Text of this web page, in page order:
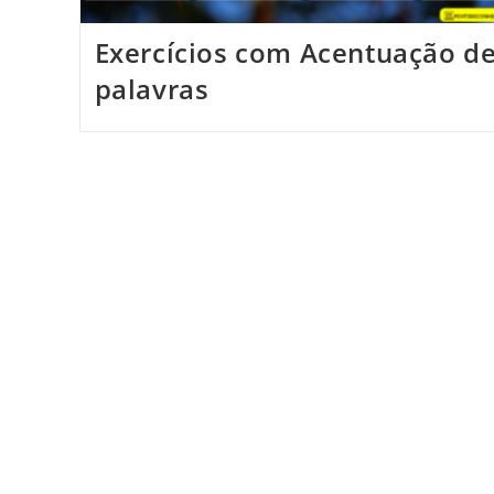
Exercícios com Acentuação
palavras